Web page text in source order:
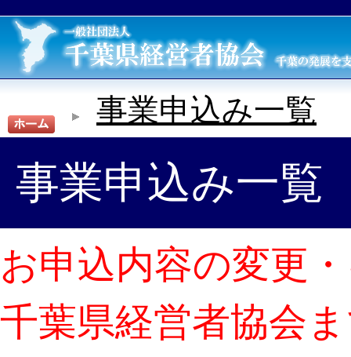
事業申込み一覧
事業申込み一覧
お申込内容の変更
千葉県経営者協会